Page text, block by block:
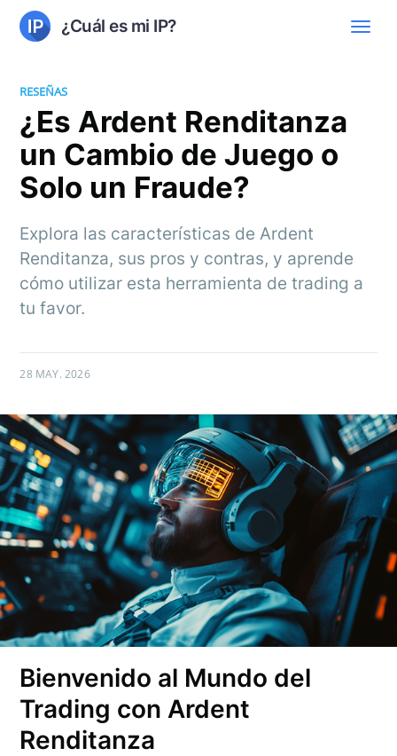
¿Cuál es mi IP?
RESEÑAS
¿Es Ardent Renditanza
un Cambio de Juego o
Solo un Fraude?
Explora las características de Ardent
Renditanza, sus pros y contras, y aprende
cómo utilizar esta herramienta de trading a
tu favor.
28 MAY. 2026
Bienvenido al Mundo del
Trading con Ardent
Renditanza